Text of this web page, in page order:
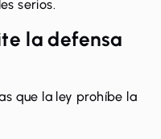
serios.
la defensa
que la ley prohíbe la